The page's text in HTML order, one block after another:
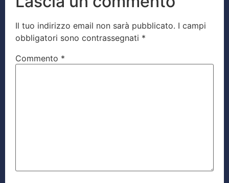
Il tuo indirizzo email non sarà pubblicato. I campi
obbligatori sono contrassegnati *
Commento *